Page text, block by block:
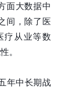
面大数据中
间，除了医
疗从业等数
。
年中长期战